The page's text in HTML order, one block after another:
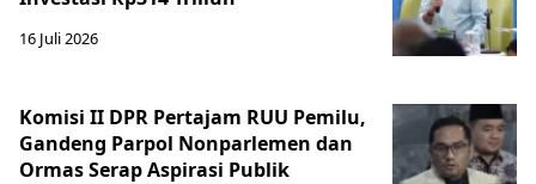
16 Juli 2026
Komisi II DPR Pertajam RUU Pemilu,
Gandeng Parpol Nonparlemen dan
Ormas Serap Aspirasi Publik